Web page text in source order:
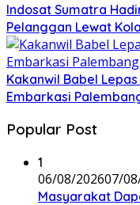
Indosat Sumatra
Pelanggan Lewat
Kakanwil Babel
Embarkasi
Popular Post
1
06/08/202607/
Masyarakat